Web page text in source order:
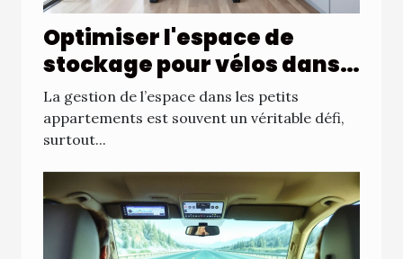
Optimiser l'espace de
stockage pour vélos dans
les petits appartements
La gestion de l’espace dans les petits
appartements est souvent un véritable défi,
surtout...